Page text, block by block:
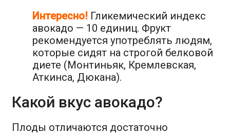
Интересно! Гликемический индекс
авокадо — 10 единиц. Фрукт
рекомендуется употреблять людям,
которые сидят на строгой белковой
диете (Монтиньяк, Кремлевская,
Аткинса, Дюкана).
Какой вкус авокадо?
Плоды отличаются достаточно